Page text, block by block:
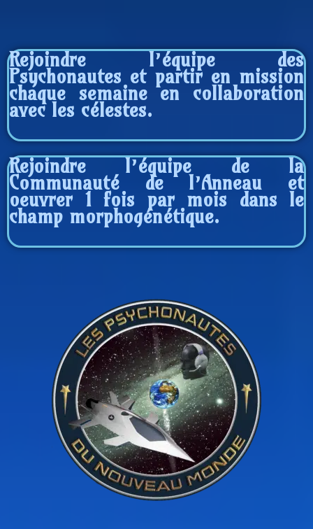
Rejoindre l’équipe des
Psychonautes et partir en mission
chaque semaine en collaboration
avec les célestes.
Rejoindre l’équipe de la
Communauté de l’Anneau et
oeuvrer 1 fois par mois dans le
champ morphogénétique.